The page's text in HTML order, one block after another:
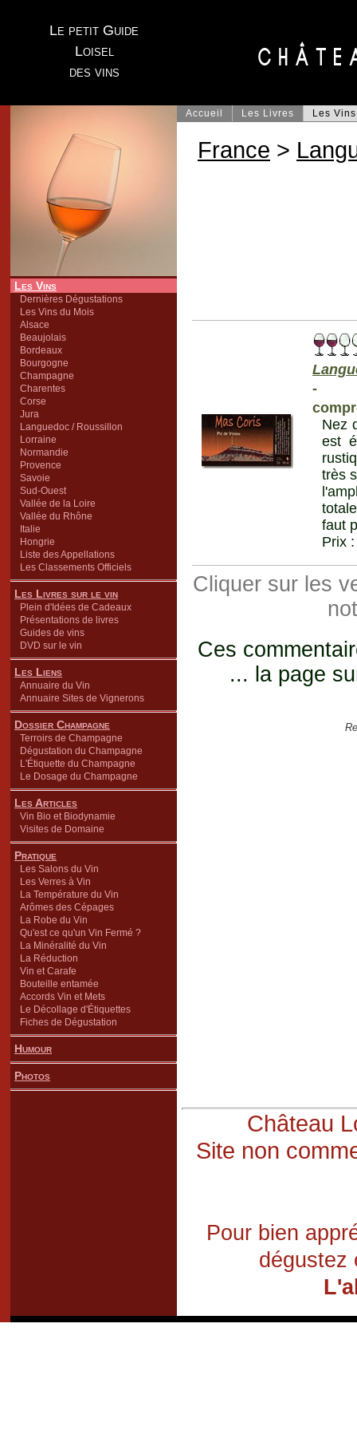
Le petit Guide
Loisel
des vins
Les Vins
Dernières Dégustations
Les Vins du Mois
Alsace
Beaujolais
Bordeaux
Bourgogne
Champagne
Charentes
Corse
Jura
Languedoc / Roussillon
Lorraine
Normandie
Provence
Savoie
Sud-Ouest
Vallée de la Loire
Vallée du Rhône
Italie
Hongrie
Liste des Appellations
Les Classements Officiels
Les Livres sur le vin
Plein d'Idées de Cadeaux
Présentations de livres
Guides de vins
DVD sur le vin
Les Liens
Annuaire du Vin
Annuaire Sites de Vignerons
Dossier Champagne
Terroirs de Champagne
Dégustation du Champagne
L'Étiquette du Champagne
Le Dosage du Champagne
Les Articles
Vin Bio et Biodynamie
Visites de Domaine
Pratique
Les Salons du Vin
Les Verres à Vin
La Température du Vin
Arômes des Cépages
La Robe du Vin
Qu'est ce qu'un Vin Fermé ?
La Minéralité du Vin
La Réduction
Vin et Carafe
Bouteille entamée
Accords Vin et Mets
Le Décollage d'Étiquettes
Fiches de Dégustation
Humour
Photos
Accueil Les Livres Les Vins
France >
-
Nez
est
très
faut
Prix
Cliquer sur les
Ces
... la page
Château
Site non
Pour bien
dégustez